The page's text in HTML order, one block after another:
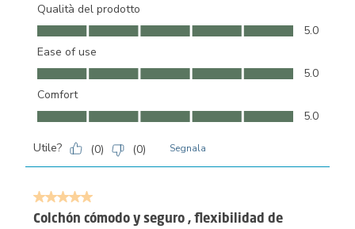
Qualità del prodotto
Qualità del prodotto, 5.0 su 5
5.0
Ease of use
Ease of use, 5.0 su 5
5.0
Comfort
Comfort, 5.0 su 5
5.0
Utile? (0) (0) Segnala
5 su 5 stelle.
Colchón cómodo y seguro , flexibilidad de